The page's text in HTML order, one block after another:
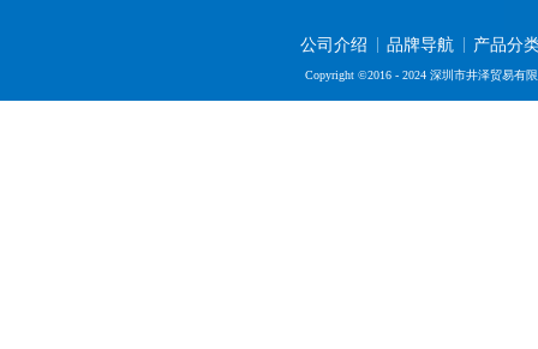
公司介绍 品牌导航 产品分
Copyright ©2016 - 2024 深圳市井泽贸易有